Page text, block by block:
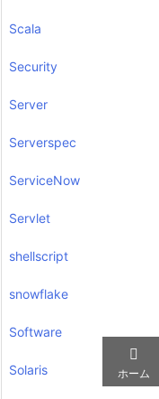
Scala
Security
Server
Serverspec
ServiceNow
Servlet
shellscript
snowflake
Software
Solaris

ホーム